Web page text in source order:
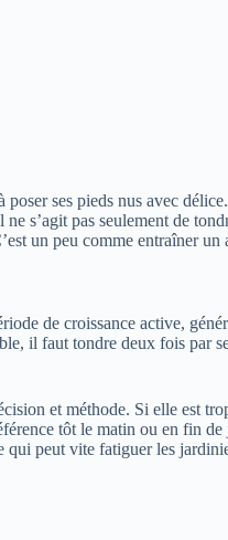
ses pieds nus avec
s’agit pas seulement de
un peu comme entraîner
de croissance active,
il faut tondre deux fois par
et méthode. Si elle est
tôt le matin ou en fin
peut vite fatiguer les